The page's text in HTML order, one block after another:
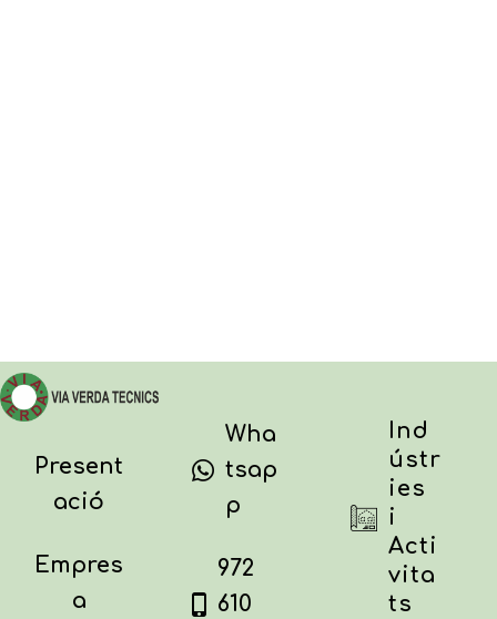
Present
ació
Empres
a
Wha
tsap
p
972
610
Ind
ústr
ies
i
Acti
vita
ts